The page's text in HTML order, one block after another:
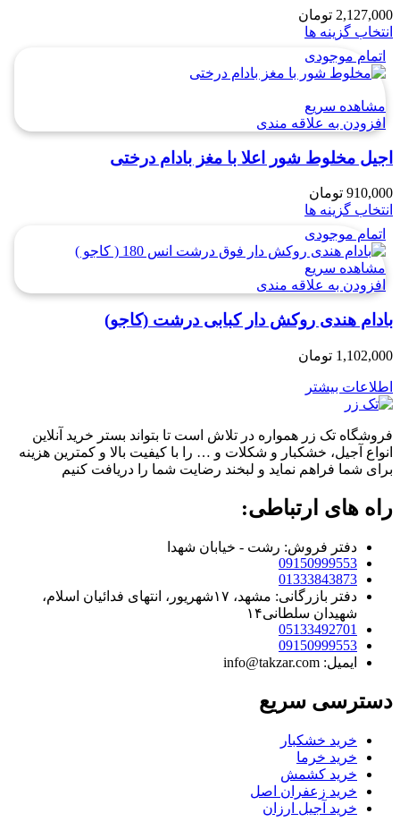
2,127,000 تومان
انتخاب گزینه ها
اتمام موجودی
مشاهده سریع
افزودن به علاقه مندی
اجیل مخلوط شور اعلا با مغز بادام درختی
910,000 تومان
انتخاب گزینه ها
اتمام موجودی
مشاهده سریع
افزودن به علاقه مندی
بادام هندی روکش دار کبابی درشت (کاجو)
1,102,000 تومان
اطلاعات بیشتر
فروشگاه تک زر همواره در تلاش است تا بتواند بستر خرید آنلاین
انواع آجیل، خشکبار و شکلات و … را با کیفیت بالا و کمترین هزینه
برای شما فراهم نماید و لبخند رضایت شما را دریافت کنیم
راه های ارتباطی:
دفتر فروش: رشت - خیابان شهدا
09150999553
01333843873
دفتر بازرگانی: مشهد، ۱۷شهریور، انتهای فدائیان اسلام،
شهیدان سلطانی۱۴
05133492701
09150999553
ایمیل: info@takzar.com
دسترسی سریع
خرید خشکبار
خرید خرما
خرید کشمش
خرید زعفران اصل
خرید آجیل ارزان